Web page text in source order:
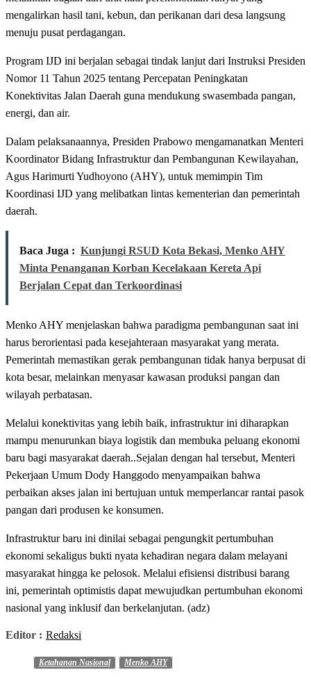
mengalirkan hasil tani, kebun, dan perikanan dari desa langsung
menuju pusat perdagangan.
Program IJD ini berjalan sebagai tindak lanjut dari Instruksi Presiden
Nomor 11 Tahun 2025 tentang Percepatan Peningkatan
Konektivitas Jalan Daerah guna mendukung swasembada pangan,
energi, dan air.
Dalam pelaksanaannya, Presiden Prabowo mengamanatkan Menteri
Koordinator Bidang Infrastruktur dan Pembangunan Kewilayahan,
Agus Harimurti Yudhoyono (AHY), untuk memimpin Tim
Koordinasi IJD yang melibatkan lintas kementerian dan pemerintah
daerah.
Baca Juga : Kunjungi RSUD Kota Bekasi, Menko AHY
Minta Penanganan Korban Kecelakaan Kereta Api
Berjalan Cepat dan Terkoordinasi
Menko AHY menjelaskan bahwa paradigma pembangunan saat ini
harus berorientasi pada kesejahteraan masyarakat yang merata.
Pemerintah memastikan gerak pembangunan tidak hanya berpusat di
kota besar, melainkan menyasar kawasan produksi pangan dan
wilayah perbatasan.
Melalui konektivitas yang lebih baik, infrastruktur ini diharapkan
mampu menurunkan biaya logistik dan membuka peluang ekonomi
baru bagi masyarakat daerah..Sejalan dengan hal tersebut, Menteri
Pekerjaan Umum Dody Hanggodo menyampaikan bahwa
perbaikan akses jalan ini bertujuan untuk memperlancar rantai pasok
pangan dari produsen ke konsumen.
Infrastruktur baru ini dinilai sebagai pengungkit pertumbuhan
ekonomi sekaligus bukti nyata kehadiran negara dalam melayani
masyarakat hingga ke pelosok. Melalui efisiensi distribusi barang
ini, pemerintah optimistis dapat mewujudkan pertumbuhan ekonomi
nasional yang inklusif dan berkelanjutan. (adz)
Editor : Redaksi
Ketahanan Nasional Menko AHY